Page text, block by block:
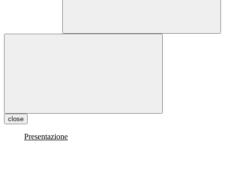
close
Presentazione